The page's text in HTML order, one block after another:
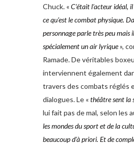
Chuck. «C’était l’acteuridéal,
ce qu’estle combat physique.
personnage parle très peu mais
spécialement unair lyrique»,
Ramade. De véritables
interviennent également
travers des combats réglés
dialogues. Le «théâtre sent la
lui fait pas de mal, selon les
les mondes du sport etde la
beaucoup d’à priori. Et de